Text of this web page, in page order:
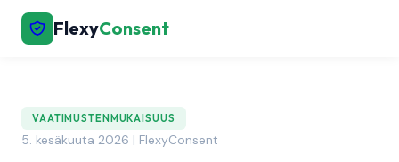
FlexyConsent
VAATIMUSTENMUKAISUUS
5. kesäkuuta 2026 | FlexyConsent